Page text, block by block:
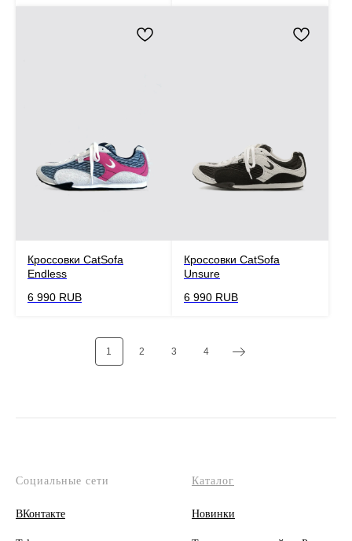
Кроссовки CatSofa
Endless
6 990 RUB
Кроссовки CatSofa
Unsure
6 990 RUB
1 2 3 4
Социальные сети
ВКонтакте
Каталог
Новинки